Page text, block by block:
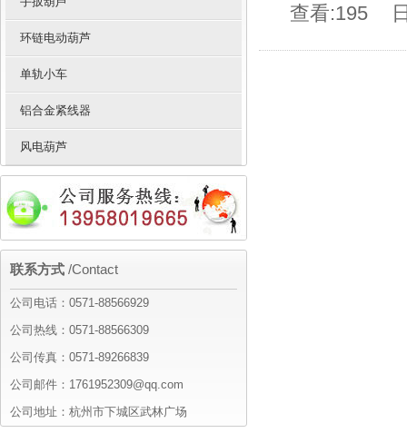
查看:195
环链电动葫芦
单轨小车
铝合金紧线器
风电葫芦
联系方式 /Contact
公司电话：0571-88566929
公司热线：0571-88566309
公司传真：0571-89266839
公司邮件：1761952309@qq.com
公司地址：杭州市下城区武林广场